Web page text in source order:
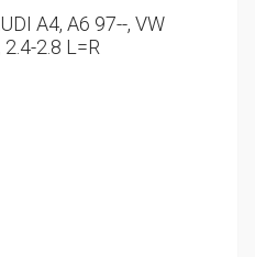
A4, A6 97--, VW
2.4-2.8 L=R